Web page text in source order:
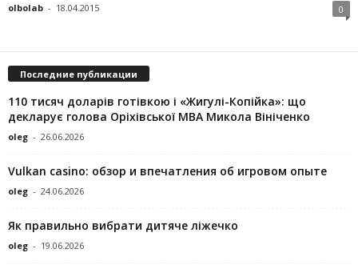
olbolab - 18.04.2015 0
Последние публикации
110 тисяч доларів готівкою і «Жигулі-Копійка»: що
декларує голова Оріхівської МВА Микола Вініченко
oleg - 26.06.2026
Vulkan casino: обзор и впечатления об игровом опыте
oleg - 24.06.2026
Як правильно вибрати дитяче ліжечко
oleg - 19.06.2026